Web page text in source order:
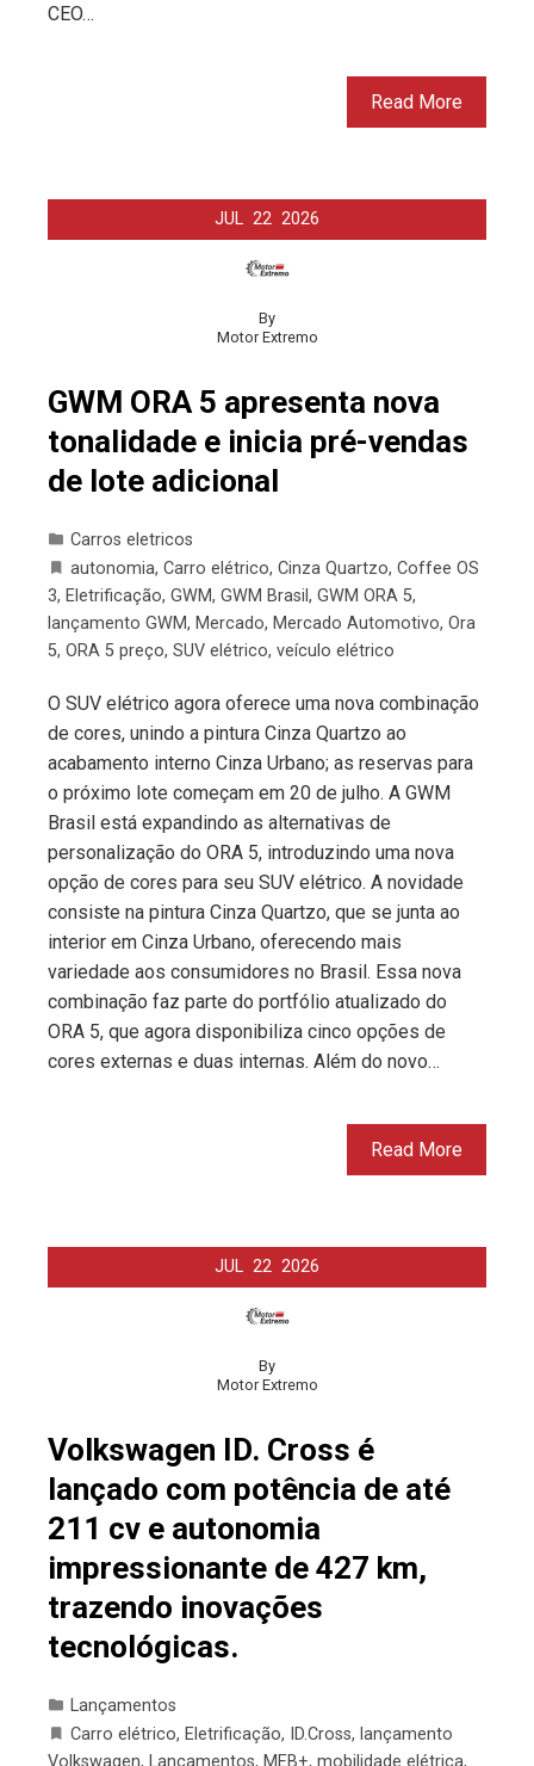
CEO…
Read More
JUL 22 2026
By
Motor Extremo
GWM ORA 5 apresenta nova
tonalidade e inicia pré-vendas
de lote adicional
Carros eletricos
autonomia, Carro elétrico, Cinza Quartzo, Coffee OS
3, Eletrificação, GWM, GWM Brasil , GWM ORA 5,
lançamento GWM, Mercado, Mercado Automotivo, Ora
5, ORA 5 preço, SUV elétrico, veículo elétrico
O SUV elétrico agora oferece uma nova combinação
de cores, unindo a pintura Cinza Quartzo ao
acabamento interno Cinza Urbano; as reservas para
o próximo lote começam em 20 de julho. A GWM
Brasil está expandindo as alternativas de
personalização do ORA 5, introduzindo uma nova
opção de cores para seu SUV elétrico. A novidade
consiste na pintura Cinza Quartzo, que se junta ao
interior em Cinza Urbano, oferecendo mais
variedade aos consumidores no Brasil. Essa nova
combinação faz parte do portfólio atualizado do
ORA 5, que agora disponibiliza cinco opções de
cores externas e duas internas. Além do novo…
Read More
JUL 22 2026
By
Motor Extremo
Volkswagen ID. Cross é
lançado com potência de até
211 cv e autonomia
impressionante de 427 km,
trazendo inovações
tecnológicas.
Lançamentos
Carro elétrico, Eletrificação, ID.Cross, lançamento
Volkswagen, Lançamentos, MEB+, mobilidade elétrica,